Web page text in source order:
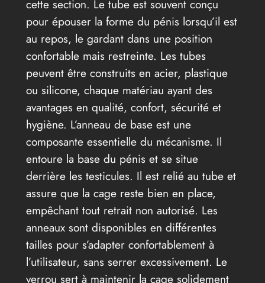
cette section. Le tube est souvent conçu
pour épouser la forme du pénis lorsqu’il est
au repos, le gardant dans une position
confortable mais restreinte. Les tubes
peuvent être construits en acier, plastique
ou silicone, chaque matériau ayant des
avantages en qualité, confort, sécurité et
hygiène. L’anneau de base est une
composante essentielle du mécanisme. Il
entoure la base du pénis et se situe
derrière les testicules. Il est relié au tube et
assure que la cage reste bien en place,
empêchant tout retrait non autorisé. Les
anneaux sont disponibles en différentes
tailles pour s’adapter confortablement à
l’utilisateur, sans serrer excessivement. Le
verrou sert à maintenir la cage solidement